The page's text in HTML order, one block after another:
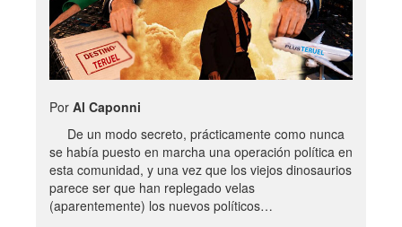
Por Al Caponni
De un modo secreto, prácticamente como nunca
se había puesto en marcha una operación política en
esta comunidad, y una vez que los viejos dinosaurios
parece ser que han replegado velas
(aparentemente) los nuevos políticos…